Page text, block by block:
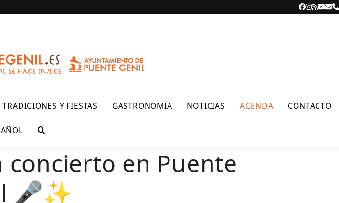
Facebook
RSS
TRADICIONES Y FIESTAS GASTRONOMÍA NOTICIAS AGENDA CONTACTO
concierto en Puente
🎤✨